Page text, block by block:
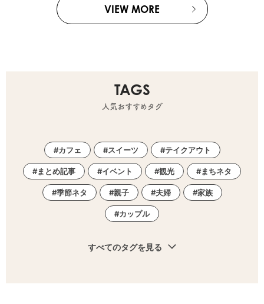
VIEW MORE
TAGS
人気おすすめタグ
カフェ スイーツ テイクアウト
まとめ記事 イベント 観光 まちネタ
季節ネタ 親子 夫婦 家族
カップル
すべてのタグを見る